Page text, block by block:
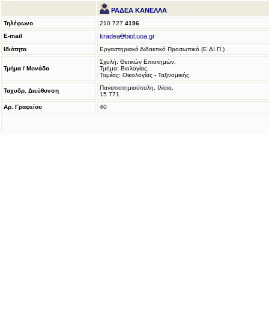
ΡΑΔΕΑ ΚΑΝΕΛΛΑ
Τηλέφωνο 210 727 4196
E-mail
kradea biol.uoa.gr
Ιδιότητα Εργαστηριακό Διδακτικό Προσωπικό (Ε.ΔΙ.Π.)
Τμήμα / Μονάδα
Σχολή: Θετικών Επιστημών,
Τμήμα: Βιολογίας,
Τομέας: Οικολογίας - Ταξινομικής
Ταχυδρ. Διεύθυνση
Πανεπιστημιούπολη, Ιλίσια,
15 771
Αρ. Γραφείου
40